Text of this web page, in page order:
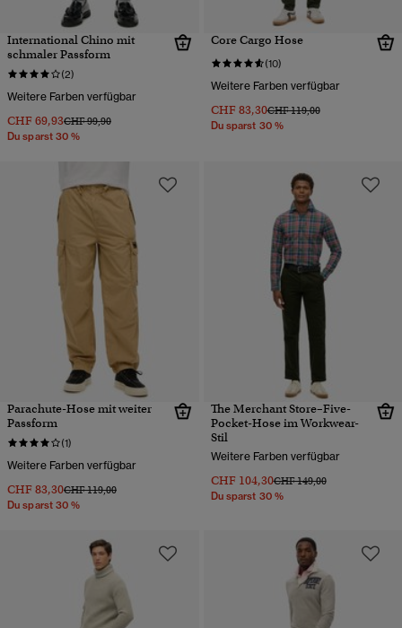
International Chino mit
schmaler Passform
(2)
Weitere Farben verfügbar
CHF 69,93Preis wurde reduziert von
CHF 99,90bis
Du sparst 30 %
Core Cargo Hose
(10)
Weitere Farben verfügbar
CHF 83,30Preis wurde reduziert von
CHF 119,00bis
Du sparst 30 %
Parachute-Hose mit weiter
Passform
(1)
Weitere Farben verfügbar
CHF 83,30Preis wurde reduziert von
CHF 119,00bis
Du sparst 30 %
The Merchant Store–Five-
Pocket-Hose im Workwear-
Stil
Weitere Farben verfügbar
CHF 104,30Preis wurde reduziert von
CHF 149,00bis
Du sparst 30 %